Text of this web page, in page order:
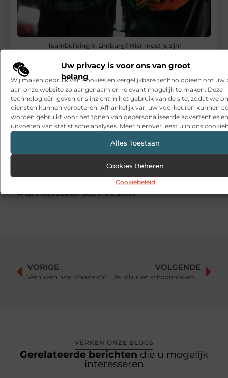
Uw privacy is voor ons van groot
belang
Wij maken gebruik van cookies en vergelijkbare technologieën om uw
aan onze website zo aangenaam en relevant mogelijk te maken. Deze
technologieën geven ons inzicht in het gebruik van de site, zodat we
diensten kunnen verbeteren. Afhankelijk van uw voorkeuren kunnen
worden gebruikt voor het tonen van gepersonaliseerde advertenties
uitvoeren van statistische analyses. Meer hierover leest u in ons
Alles Toestaan
Cookies Beheren
Cookiebeleid
Teambuilding in Limburg? Hier moet je zijn!
RECENTE BERICHTEN
Snelle sfeerverbetering met accessoires die altijd passen
Een deur die open blijft zonder gedoe
Sitcon: Specialist in beveiligingsoplossingen en
detectietechnologie
Hoe contentmarketing evolueert in het tijdperk van AI-
gegenereerde antwoorden
What a men’s barber sees in the details
VORIGE
Verhuizen naar Maastricht
VOLGENDE
Je rolluiken schoonmaken voor een langere levensduur
VERKEN ONZE BLOGS
Gerelateerde berichten die u mogelijk
interesseren